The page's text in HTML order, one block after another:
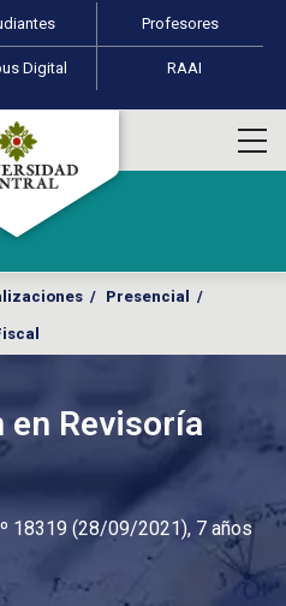
Profesores
Digital RAAI
/ Presencial /
en Revisoría
18319 (28/09/2021), 7 años